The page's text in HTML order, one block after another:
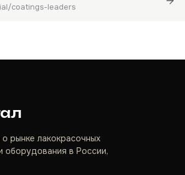
coatings-leaders
рынке лакокрасочных
оборудования в России,